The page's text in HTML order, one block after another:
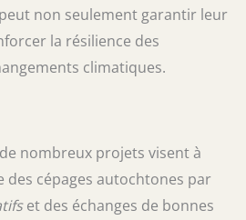
non seulement garantir leur
la résilience des
climatiques.
nombreux projets visent à
des cépages autochtones par
et des échanges de bonnes